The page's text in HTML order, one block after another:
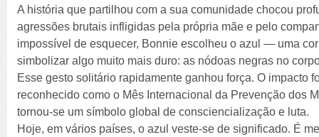
A história que partilhou com a sua comunidade chocou
agressões brutais infligidas pela própria mãe e pelo
impossível de esquecer, Bonnie escolheu o azul — uma
simbolizar algo muito mais duro: as nódoas negras no
Esse gesto solitário rapidamente ganhou força. O impacto
reconhecido como o Mês Internacional da Prevenção dos
tornou-se um símbolo global de consciencialização e luta.
Hoje, em vários países, o azul veste-se de significado. É